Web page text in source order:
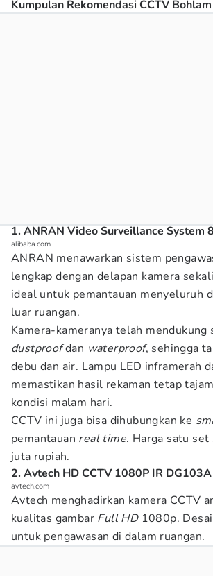
Kumpulan Rekomendasi CCTV Bohlam
1. ANRAN Video Surveillance System
alibaba.com
ANRAN menawarkan sistem
lengkap dengan delapan kamera
ideal untuk pemantauan menyeluruh
luar ruangan.
Kamera-kameranya telah mendukung
dustproofdan waterproof, sehingga
debu dan air. Lampu LED inframerah
memastikan hasil rekaman tetap
kondisi malam hari.
CCTV ini juga bisa dihubungkan ke
pemantauan real time. Harga satu
juta rupiah.
2. Avtech HD CCTV 1080P IR DG103A
avtech.com
Avtech menghadirkan kamera CCTV
kualitas gambar Full HD1080p.
untuk pengawasan di dalam ruangan.